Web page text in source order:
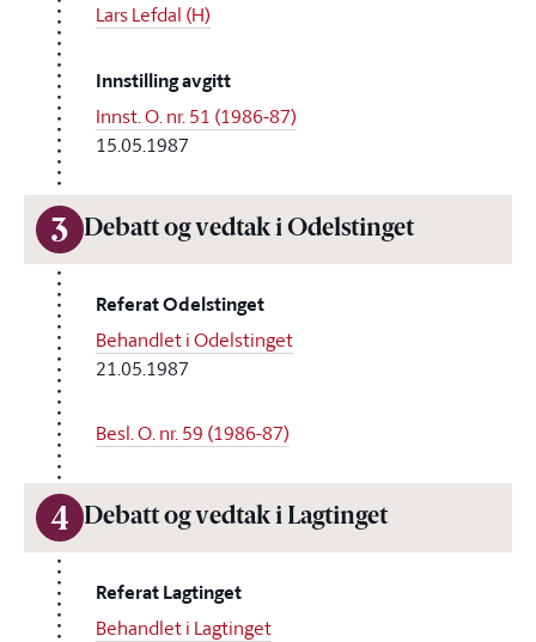
Lars Lefdal (H)
Innstilling avgitt
Innst. O. nr. 51 (1986-87)
15.05.1987
3 Debatt og vedtak i Odelstinget
Referat Odelstinget
Behandlet i Odelstinget
21.05.1987
Besl. O. nr. 59 (1986-87)
4 Debatt og vedtak i Lagtinget
Referat Lagtinget
Behandlet i Lagtinget